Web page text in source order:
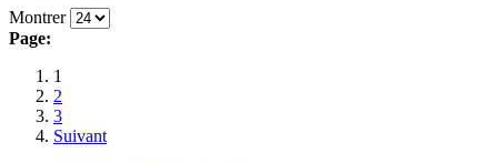
Montrer
Page:
1
2
3
Suivant